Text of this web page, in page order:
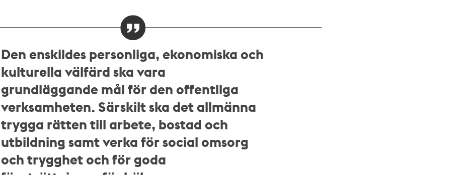
Den enskildes personliga, ekonomiska och
kulturella välfärd ska vara
grundläggande mål för den offentliga
verksamheten. Särskilt ska det allmänna
trygga rätten till arbete, bostad och
utbildning samt verka för social omsorg
och trygghet och för goda